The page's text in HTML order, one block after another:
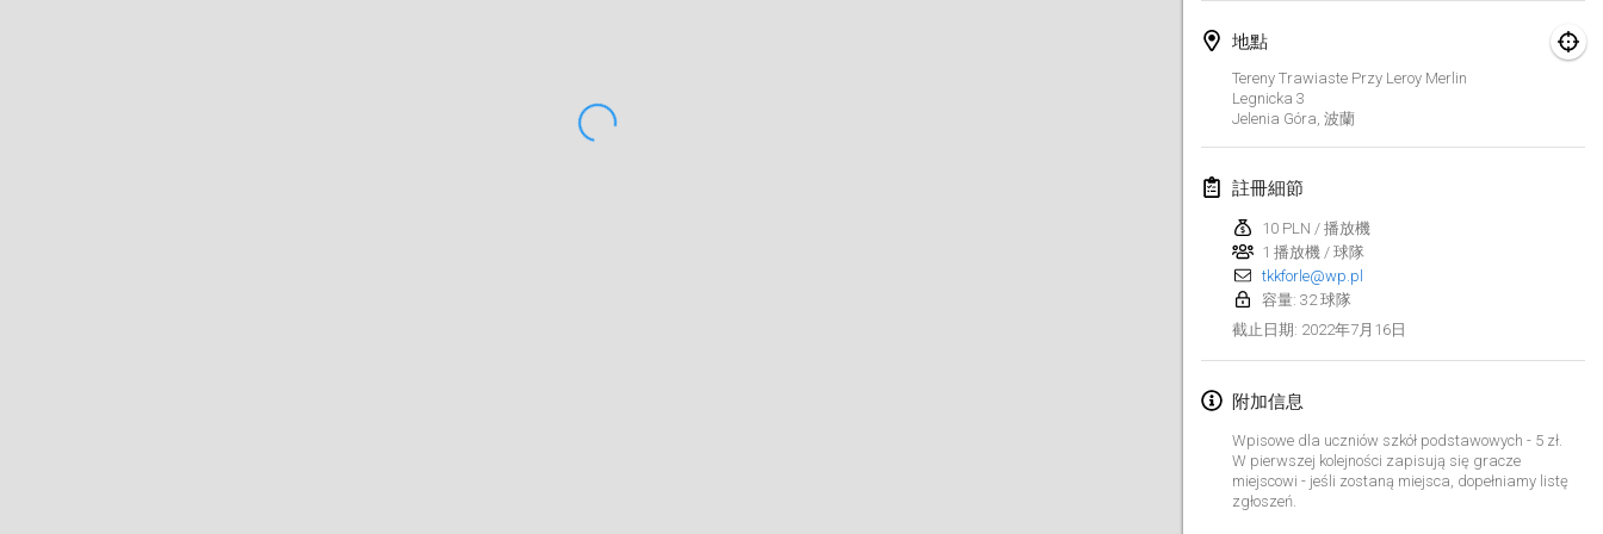
地點
Tereny Trawiaste Przy Leroy Merlin
Legnicka 3
Jelenia Góra 波蘭
註冊細節
10 PLN / 播放機
1 播放機 / 球隊
tkkforle@wp.pl
容量: 32 球隊
截止日期: 2022年7月16日
附加信息
Wpisowe dla uczniów szkół podstawowych - 5 zł.
W pierwszej kolejności zapisują się gracze
miejscowi - jeśli zostaną miejsca, dopełniamy listę
zgłoszeń.
MS v MÖLKPARKURU
2022年2月4日|捷克共和國
取消
2022年2月5日|
Kohti Kisoja
2022年2月12日 | 芬蘭
2022年2月13日
West Indiv Cup
2022年2月19日|法國